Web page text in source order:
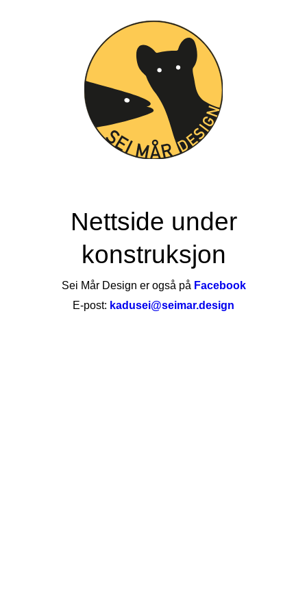
Nettside under
konstruksjon
Sei Mår Design er også på Facebook
E-post: kadusei@seimar.design